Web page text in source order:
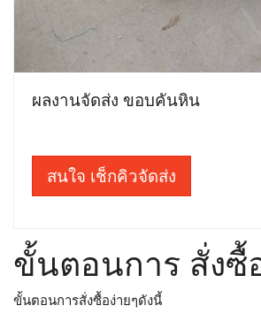
ผลงานจัดส่ง ขอบคันหิน
สนใจ เช็กคิวจัดส่ง
ขั้นตอนการ สั่งซื้
ขั้นตอนการสั่งซื้อง่ายๆดังนี้